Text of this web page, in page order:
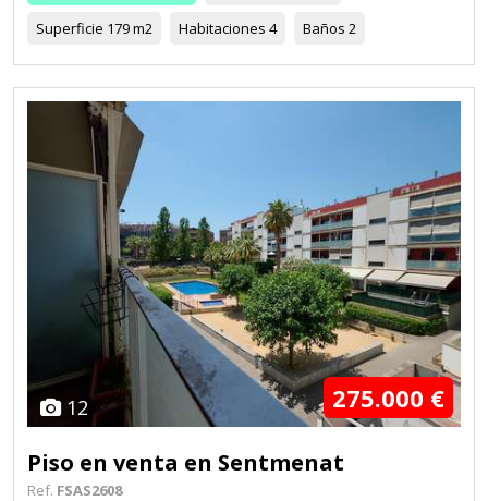
Superficie 179 m2 Habitaciones 4 Baños 2
12 275.000 €
Piso en venta en Sentmenat
Ref. FSAS2608